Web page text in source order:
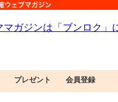
プレゼント 会員登録